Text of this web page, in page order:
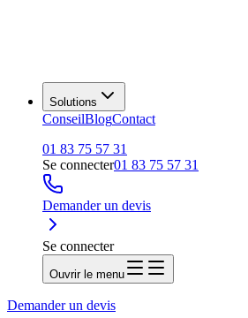
Solutions
ConseilBlogContact
01 83 75 57 31
Se connecter01 83 75 57 31
Demander un devis
Se connecter
Ouvrir le menu
Demander un devis